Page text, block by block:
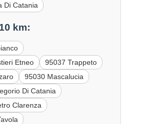
Di Catania
km:
Etneo
95037 Trappeto
95030 Mascalucia
Di Catania
Clarenza